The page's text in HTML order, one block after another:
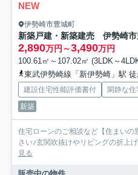
NEW
伊勢崎市豊城町
2,890万円～3,490万円
100.61㎡～107.02㎡ (3LDK～
東武伊勢崎線「新伊勢崎」駅
建設住宅性能評価書付 閑静な住
新築
住宅ローンのご相談など【住まい
さい♪玄関吹抜けやリビングの折上
見る